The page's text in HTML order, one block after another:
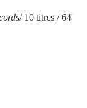
/ 10 titres / 64'